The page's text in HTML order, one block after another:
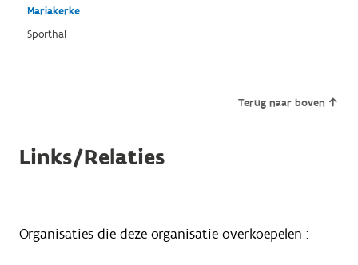
Mariakerke
Sporthal
Terug naar boven
Links/Relaties
Organisaties die deze organisatie overkoepelen :